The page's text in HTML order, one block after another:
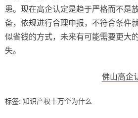
患。现在高企认定是趋于严格而不是
备，依规进行合理申报，不符合条件
似省钱的方式，未来有可能需要更大
失。
佛山高企
标签: 知识产权十万个为什么